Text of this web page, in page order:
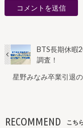
BTS長期休暇
調査！
星野みなみ卒業引退
RECOMMEND こち